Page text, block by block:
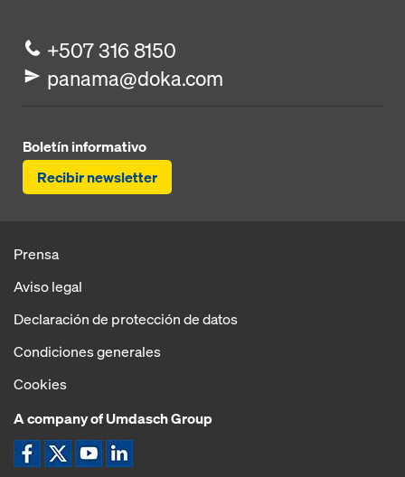
+507 316 8150
panama@doka.com
Boletín informativo
Recibir newsletter
Prensa
Aviso legal
Declaración de protección de datos
Condiciones generales
Cookies
A company of Umdasch Group